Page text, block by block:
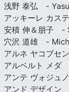
浅野 泰弘 -
アッキーレ カス
安積 伸＆朋子 -
穴沢 道雄 -
アルネ ヤコブセ
アルベルト メ
アンテ ヴォジュ
アンド デザイン